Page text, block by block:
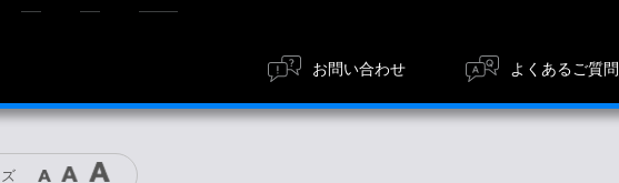
お問い合わせ よくあるご質問